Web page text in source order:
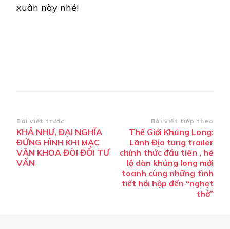
xuân này nhé!
Điều
hướng
bài
viết
Bài viết trước
KHẢ NHƯ, ĐẠI NGHĨA
ĐỨNG HÌNH KHI MẠC
VĂN KHOA ĐÒI ĐỔI TƯ
VẤN
Bài viết tiếp theo
Thế Giới Khủng Long:
Lãnh Địa tung trailer
chính thức đầu tiên , hé
lộ dàn khủng long mới
toanh cùng những tình
tiết hồi hộp đến “nghẹt
thở”